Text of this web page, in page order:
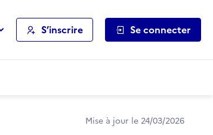
S’inscrire Se connecter
Mise à jour le 24/03/2026